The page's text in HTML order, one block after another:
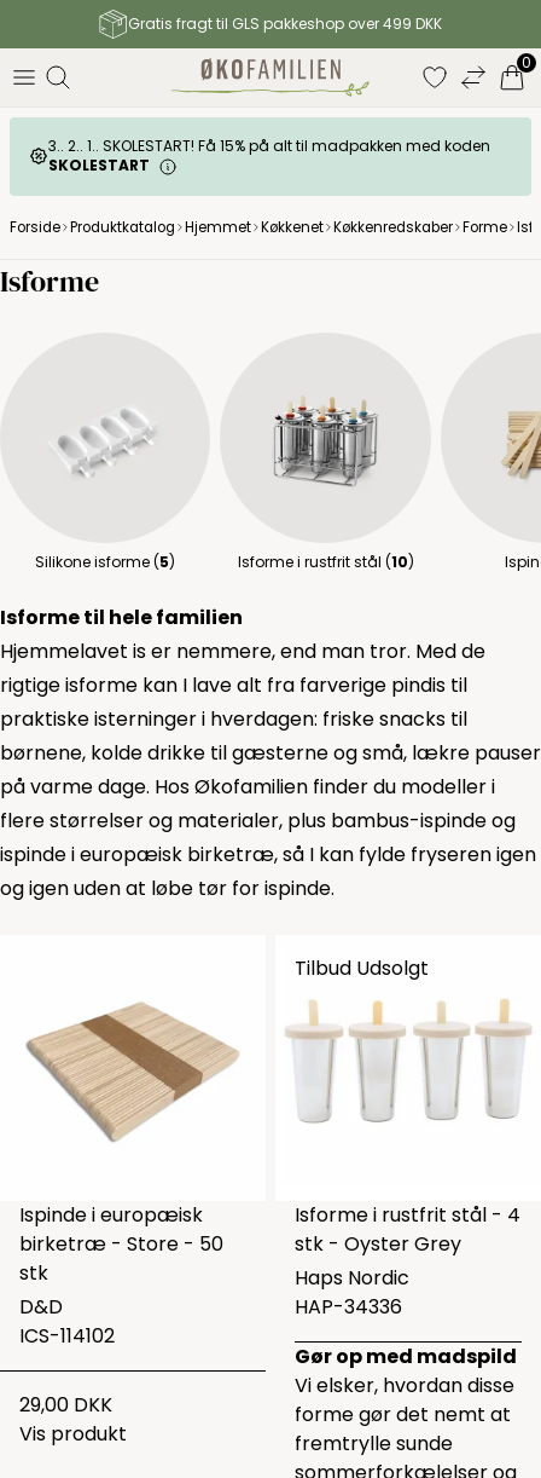
Gratis fragt til GLS pakkeshop over 499 DKK
0
3.. 2.. 1.. SKOLESTART! Få 15% på alt til madpakken med koden
SKOLESTART
Forside Produktkatalog Hjemmet Køkkenet Køkkenredskaber Forme
Isforme
Silikone isforme (5) Isforme i rustfrit stål (10)
Isforme til hele familien
Hjemmelavet is er nemmere, end man tror. Med de
rigtige isforme kan I lave alt fra farverige pindis til
praktiske isterninger i hverdagen: friske snacks til
børnene, kolde drikke til gæsterne og små, lækre pauser
på varme dage. Hos Økofamilien finder du modeller i
flere størrelser og materialer, plus bambus-ispindeog
ispinde i europæisk birketræ, så I kan fylde fryseren igen
og igen uden at løbe tør for ispinde.
Ispinde i europæisk
birketræ - Store - 50
stk
D&D
ICS-114102
29,00 DKK
Vis produkt
Tilbud Udsolgt
Isforme i rustfrit stål - 4
stk - Oyster Grey
Haps Nordic
HAP-34336
Gør op med madspild
Vi elsker, hvordan disse
forme gør det nemt at
fremtrylle sunde